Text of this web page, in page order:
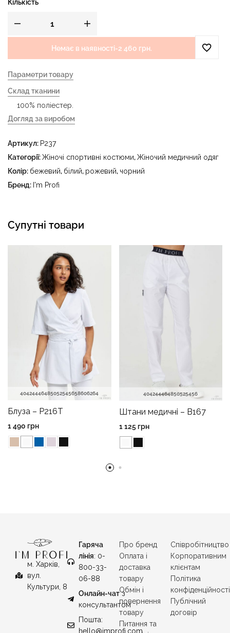
Кількість
Немає в наявності-2 460 грн.
Параметри товару
Склад тканини
100% поліестер.
Догляд за виробом
прасувати за температури праски до 150 °C - не
відбілювати - суха чистка з використанням
тетрахлоретилену (перхлоретилену) та вуглеводів
температури до 40 °C
Артикул: P237
Категорії:Жіночі спортивні костюми,Жіночий медичний одяг
Колір: бежевий, білий, рожевий, чорний
Бренд: I'm Profi
Супутні товари
40424446485052545658606264
Блуза – P216T
1 490 грн
404244464850525456
Штани медичні – B167
1 125 грн
м. Харків,
вул.
Культури, 8
Гаряча
лінія: 0-
800-33-
06-88
Онлайн-чатз
консультантом
Пошта:
hello@improfi.com
Про бренд
Оплата і
доставка
товару
Обмін і
повернення
товару
Питання та
Співробітництво
Корпоративним
клієнтам
Політика
конфіденційності
Публічний
договір